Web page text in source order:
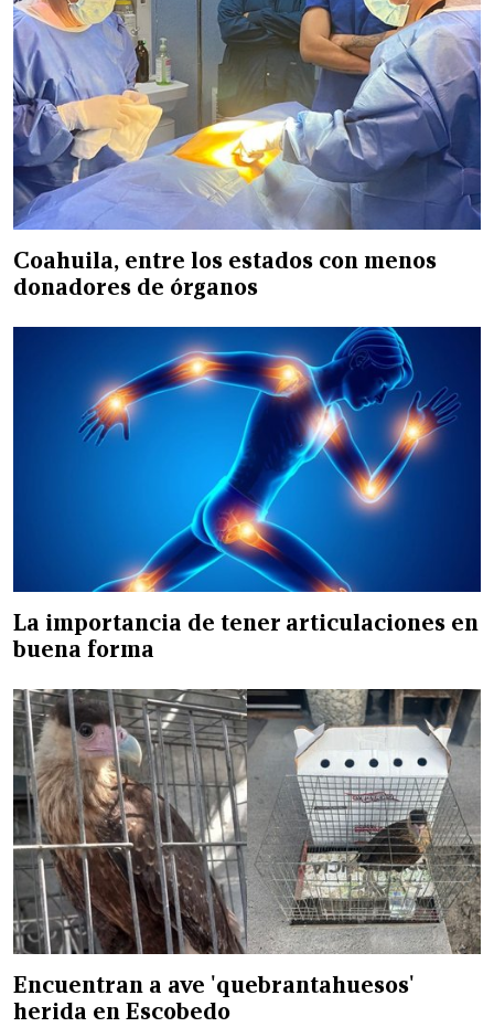
Coahuila, entre los estados con menos
donadores de órganos
La importancia de tener articulaciones en
buena forma
Encuentran a ave 'quebrantahuesos'
herida en Escobedo